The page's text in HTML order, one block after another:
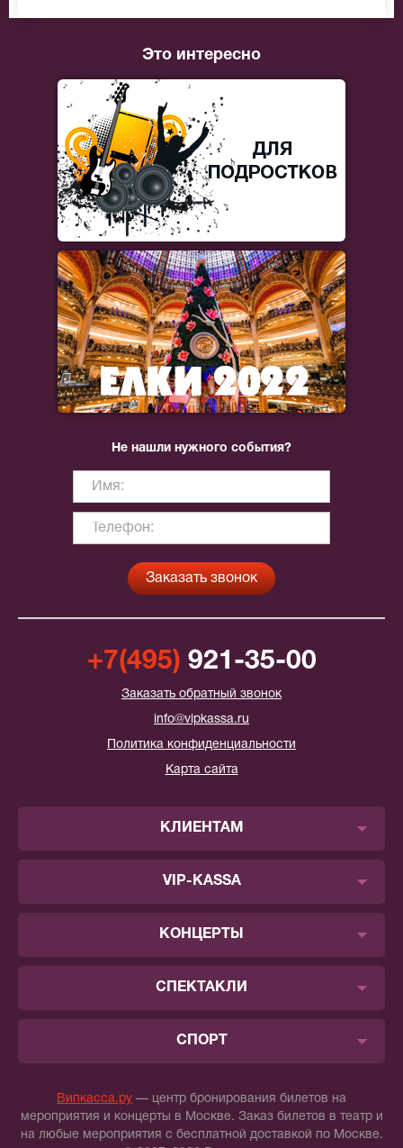
Это интересно
Не нашли нужного события?
+7(495) 921-35-00
Заказать обратный звонок
info@vipkassa.ru
Политика конфиденциальности
Карта сайта
КЛИЕНТАМ
VIP-KASSA
КОНЦЕРТЫ
СПЕКТАКЛИ
СПОРТ
Випкасса.ру — центр бронирования билетов на
мероприятия и концерты в Москве. Заказ билетов в театр и
на любые мероприятия с бесплатной доставкой по Москве.